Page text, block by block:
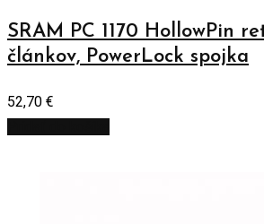
SRAM PC 1170 HollowPin
článkov, PowerLock spojka
52,70 €